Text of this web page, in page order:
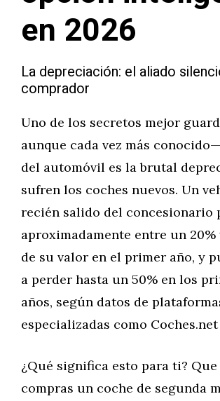
en 2026
La depreciación: el aliado
comprador
Uno de los secretos mejor
aunque cada vez más
del automóvil es la brutal
sufren los coches nuevos. Un
recién salido del concesionario
aproximadamente entre un 20%
de su valor en el primer año, y
a perder hasta un 50% en los
años, según datos de
especializadas como
¿Qué significa esto para ti?
compras un coche de segunda